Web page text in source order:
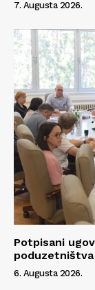
7. Augusta 2026.
Potpisani
poduzetništva
6. Augusta 2026.